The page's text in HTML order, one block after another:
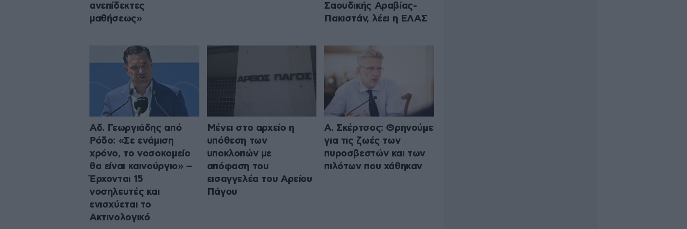
ανεπίδεκτες
μαθήσεως»
Σαουδικής Αραβίας-
Πακιστάν, λέει η ΕΛΑΣ
Αδ. Γεωργιάδης από
Ρόδο: «Σε ενάμιση
χρόνο, το νοσοκομείο
θα είναι καινούργιο» –
Έρχονται 15
νοσηλευτές και
ενισχύεται το
Ακτινολογικό
Μένει στο αρχείο η
υπόθεση των
υποκλοπών με
απόφαση του
εισαγγελέα του Αρείου
Πάγου
Α. Σκέρτσος: Θρηνούμε
για τις ζωές των
πυροσβεστών και των
πιλότων που χάθηκαν